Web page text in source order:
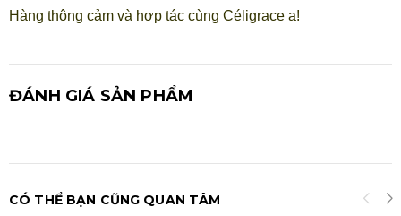
Hàng thông cảm và hợp tác cùng Céligrace ạ!
ĐÁNH GIÁ SẢN PHẨM
CÓ THỂ BẠN CŨNG QUAN TÂM